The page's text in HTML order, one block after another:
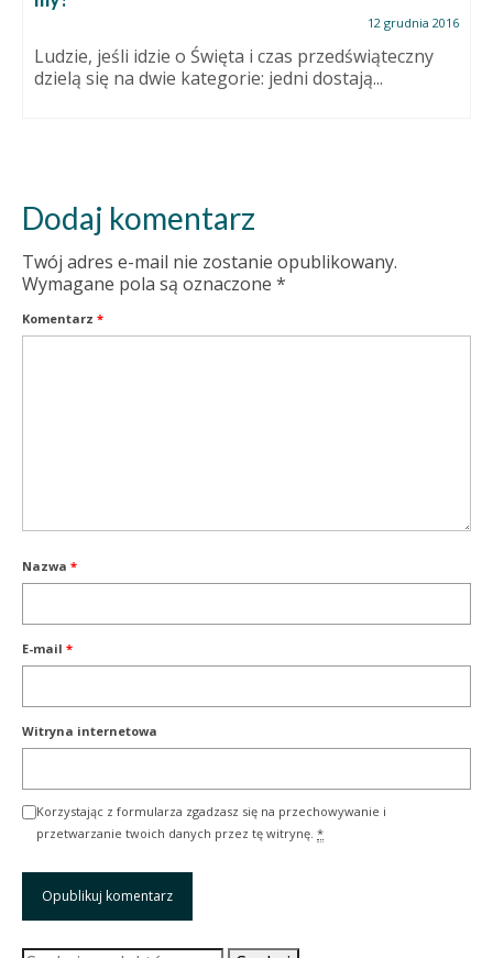
12 grudnia 2016
Ludzie, jeśli idzie o Święta i czas przedświąteczny
dzielą się na dwie kategorie: jedni dostają...
Dodaj komentarz
Twój adres e-mail nie zostanie opublikowany.
Wymagane pola są oznaczone *
Komentarz *
Nazwa *
E-mail *
Witryna internetowa
Korzystając z formularza zgadzasz się na przechowywanie i
przetwarzanie twoich danych przez tę witrynę. *